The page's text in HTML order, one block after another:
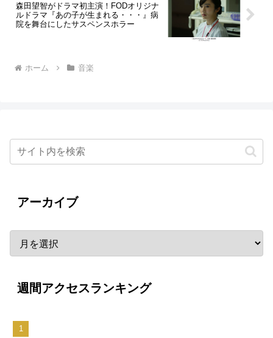
森田望智がドラマ初主演！FODオリジナ
ルドラマ『あの子が生まれる・・・』病
院を舞台にしたサスペンスホラー
ホーム 音楽
アーカイブ
週間アクセスランキング